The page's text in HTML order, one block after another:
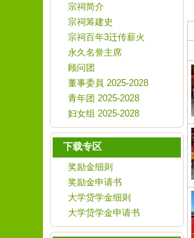
宗祠简介
宗祠筹建史
宗祠百年3迁传薪火
永久名誉主席
顾问团
董事委員 2025-2028
青年团 2025-2028
妇女组 2025-2028
下载专区
奖励金细则
奖励金申请书
大学贷学金细则
大学贷学金申请书